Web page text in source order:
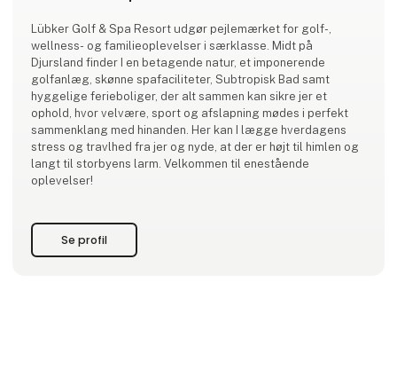
Lübker Golf & Spa Resort udgør pejlemærket for golf-,
wellness- og familieoplevelser i særklasse. Midt på
Djursland finder I en betagende natur, et imponerende
golfanlæg, skønne spafaciliteter, Subtropisk Bad samt
hyggelige ferieboliger, der alt sammen kan sikre jer et
ophold, hvor velvære, sport og afslapning mødes i perfekt
sammenklang med hinanden. Her kan I lægge hverdagens
stress og travlhed fra jer og nyde, at der er højt til himlen og
langt til storbyens larm. Velkommen til enestående
oplevelser!
Se profil